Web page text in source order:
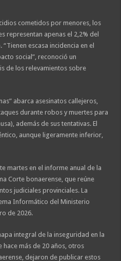
cometidos por menores, los
representan apenas el 2,2% del
escasa incidencia en el
social”, reconoció un
de los relevamientos sobre
abarca asesinatos callejeros,
durante robos y muertes para
además de sus tentativas. El
aunque ligeramente inferior,
martes en el informe anual de la
Corte bonaerense, que reúne
judiciales provinciales. La
Informático del Ministerio
de 2026.
integral de la inseguridad en la
más de 20 años, otros
dejaron de publicar estos